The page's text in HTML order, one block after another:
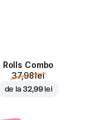
Rolls Combo
37,98 lei
de la 32,99 lei